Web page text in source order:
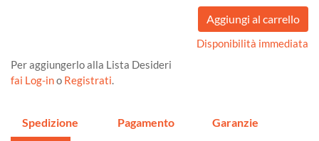
Disponibilità immediata
Per aggiungerlo alla Lista Desideri
fai Log-ino Registrati.
Spedizione Pagamento Garanzie